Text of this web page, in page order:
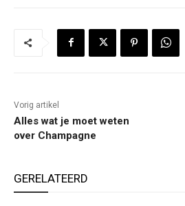
Vorig artikel
Alles wat je moet weten
over Champagne
GERELATEERD